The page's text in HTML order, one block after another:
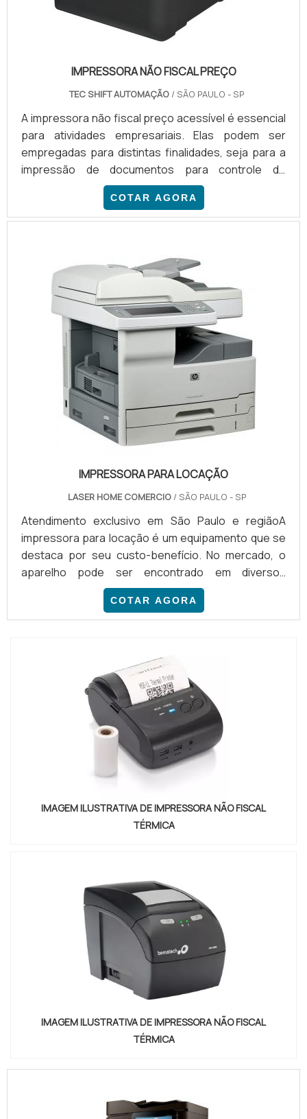
IMPRESSORA NÃO FISCAL PREÇO
TEC SHIFT AUTOMAÇÃO / SÃO PAULO - SP
A impressora não fiscal preço acessível é essencial
para atividades empresariais. Elas podem ser
empregadas para distintas finalidades, seja para a
impressão de documentos para controle de
estoque, notas fiscais, cupons, recibos, pedidos,
entre outras. Porém, é importante contar com o
produto adequado a aplicação desejada, garantindo
DE BONS FORNECEDORESA TEC SHIFT oferece uma
gama de mo...
COTAR AGORA
IMPRESSORA PARA LOCAÇÃO
LASER HOME COMERCIO / SÃO PAULO - SP
Atendimento exclusivo em São Paulo e regiãoA
impressora para locação é um equipamento que se
destaca por seu custo-benefício. No mercado, o
aparelho pode ser encontrado em diversos
modelos, destinados para uma gama de atividades.
Entre as impressoras mais comuns, citamos:
Impressora à laser; Impressora plotters; Impressora
térmica.INFORMAÇÕES ADICIONAIS SOBRE O
SERVIÇOIndependentemen...
COTAR AGORA
IMAGEM ILUSTRATIVA DE IMPRESSORA NÃO FISCAL
TÉRMICA
IMAGEM ILUSTRATIVA DE IMPRESSORA NÃO FISCAL
TÉRMICA